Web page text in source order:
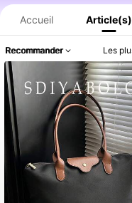
Accueil Article(s)
Recommander Les